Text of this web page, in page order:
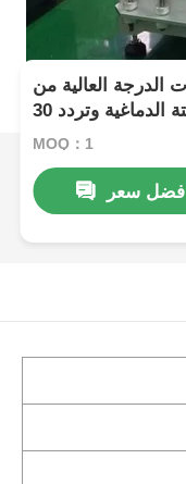
الدرجة العالية من
MOQ：1
افضل سعر